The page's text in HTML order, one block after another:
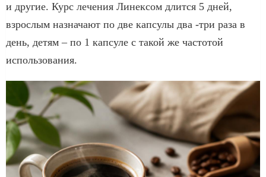
и другие. Курс лечения Линексом длится 5 дней,
взрослым назначают по две капсулы два -три раза в
день, детям – по 1 капсуле с такой же частотой
использования.